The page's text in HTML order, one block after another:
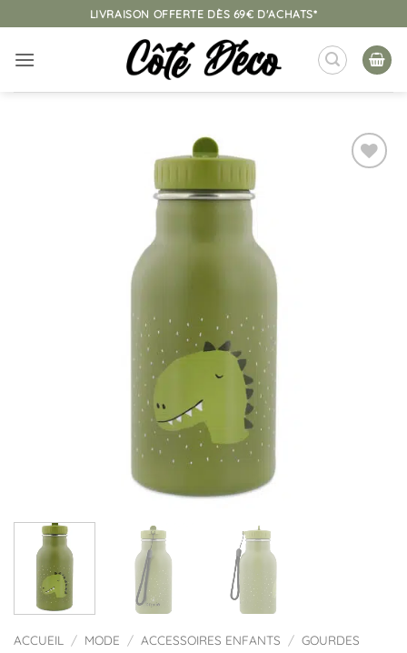
au
contenu
LIVRAISON OFFERTE DÈS 69€ D'ACHATS*
ACCUEIL / MODE / ACCESSOIRES ENFANTS / GOURDES